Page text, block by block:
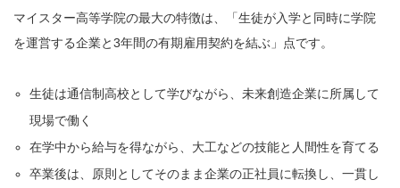
マイスター高等学院の最大の特徴は、「生徒が入学と同時に学院
を運営する企業と3年間の有期雇用契約を結ぶ」点です。
生徒は通信制高校として学びながら、未来創造企業に所属して
現場で働く
在学中から給与を得ながら、大工などの技能と人間性を育てる
卒業後は、原則としてそのまま企業の正社員に転換し、一貫し